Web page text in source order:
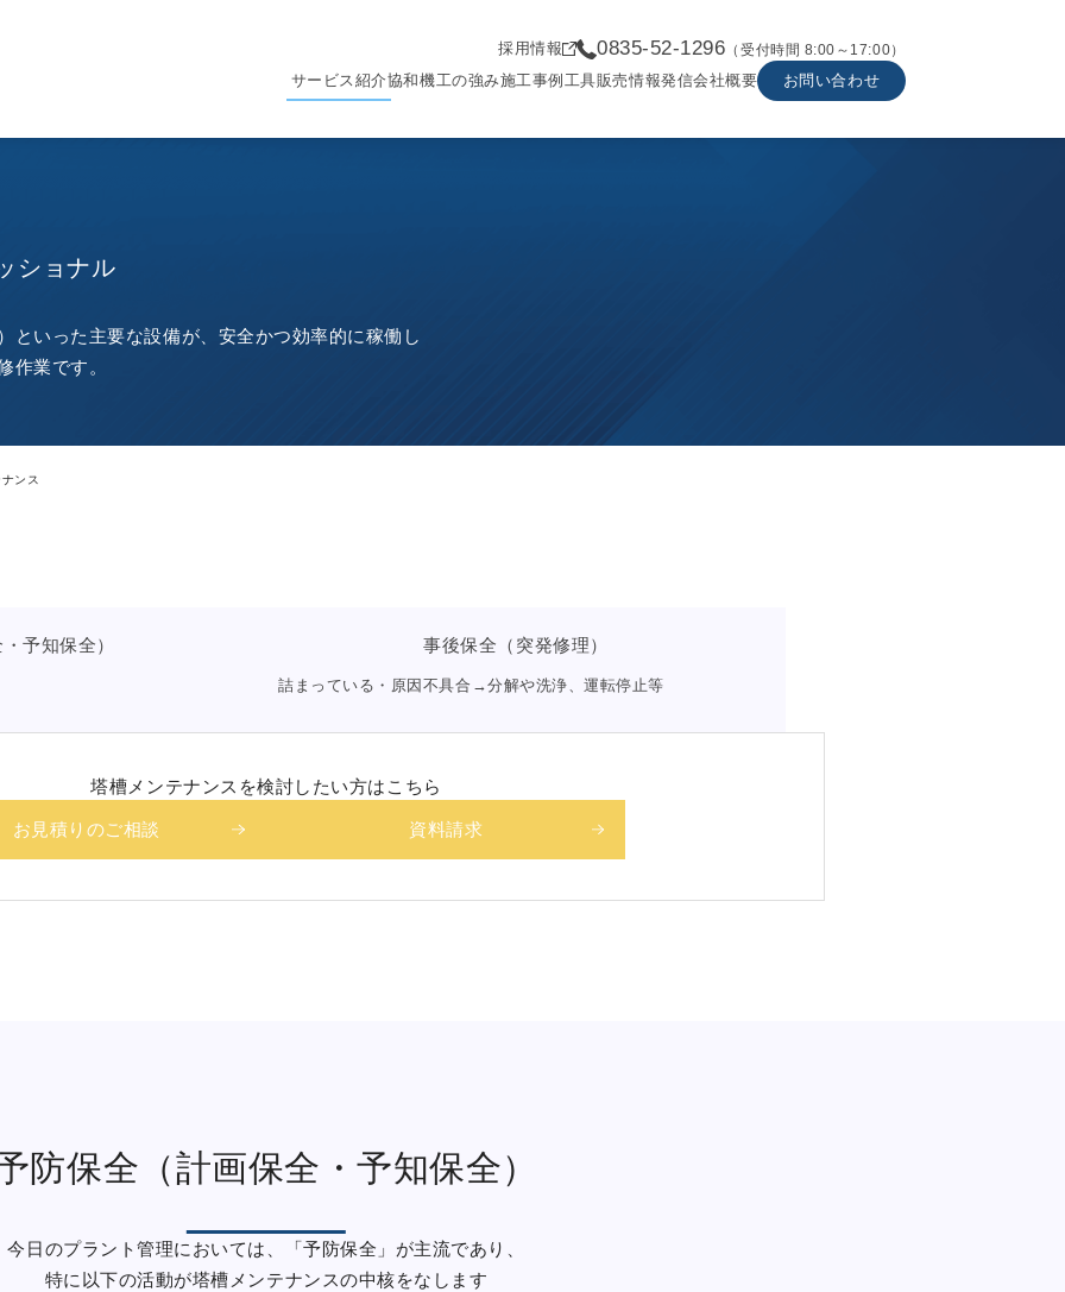
採用情報 0835-52-1296 （受付時間 8:00～17:00）
サービス紹介協和機工の強み施工事例 工具販売情報発信会社概要 お問い合わせ
ショナル
といった主要な設備が、安全かつ効率的に稼働し
作業です。
ンス
予知保全） 事後保全（突発修理）
詰まっている・原因不具合→分解や洗浄、運転停止等
塔槽メンテナンスを検討したい方はこちら
お見積りのご相談 資料請求
防保全 （計画保全・予知保全）
今日のプラント管理においては、「予防保全」が主流であり、
特に以下の活動が塔槽メンテナンスの中核をなします